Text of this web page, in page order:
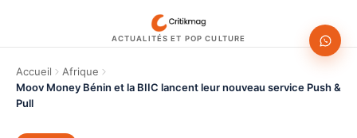
ACTUALITÉS ET POP CULTURE
Accueil
Afrique
Moov Money Bénin et la BIIC lancent leur nouveau service Push &
Pull